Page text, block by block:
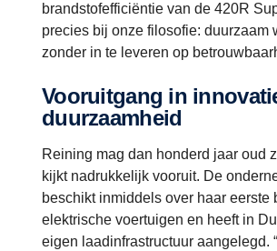
brandstofefficiëntie van de 420R
precies bij onze filosofie: duurzaam
zonder in te leveren op
Vooruitgang in innovatie en
duurzaamheid
Reining mag dan honderd jaar oud
kijkt nadrukkelijk vooruit. De
beschikt inmiddels over haar eerste
elektrische voertuigen en heeft in
eigen laadinfrastructuur aangelegd.